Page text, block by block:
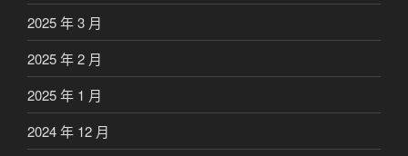
2025 年 3 月
2025 年 2 月
2025 年 1 月
2024 年 12 月